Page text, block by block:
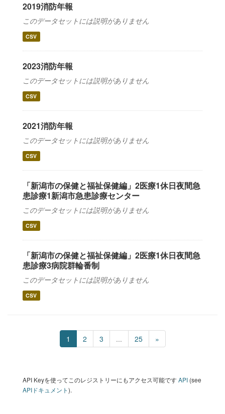
2019消防年報
このデータセットには説明がありません
CSV
2023消防年報
このデータセットには説明がありません
CSV
2021消防年報
このデータセットには説明がありません
CSV
「新潟市の保健と福祉保健編」2医療1休日夜間急
患診療1新潟市急患診療センター
このデータセットには説明がありません
CSV
「新潟市の保健と福祉保健編」2医療1休日夜間急
患診療3病院群輪番制
このデータセットには説明がありません
CSV
1 2 3 ... 25 »
API Keyを使ってこのレジストリーにもアクセス可能ですAPI (see
APIドキュメント).